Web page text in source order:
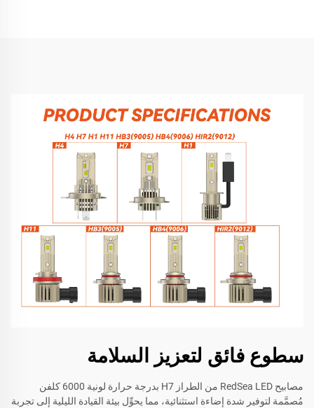
سطوع فائق لتعزيز السلامة
مصابيح RedSea LED من الطراز H7 بدرجة حرارة لونية 6000 كلفن
مُصمَّمة لتوفير شدة إضاءة استثنائية، مما يحوِّل بيئة القيادة الليلية إلى تجربة